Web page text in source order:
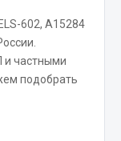
602, А15284
и частными
подобрать